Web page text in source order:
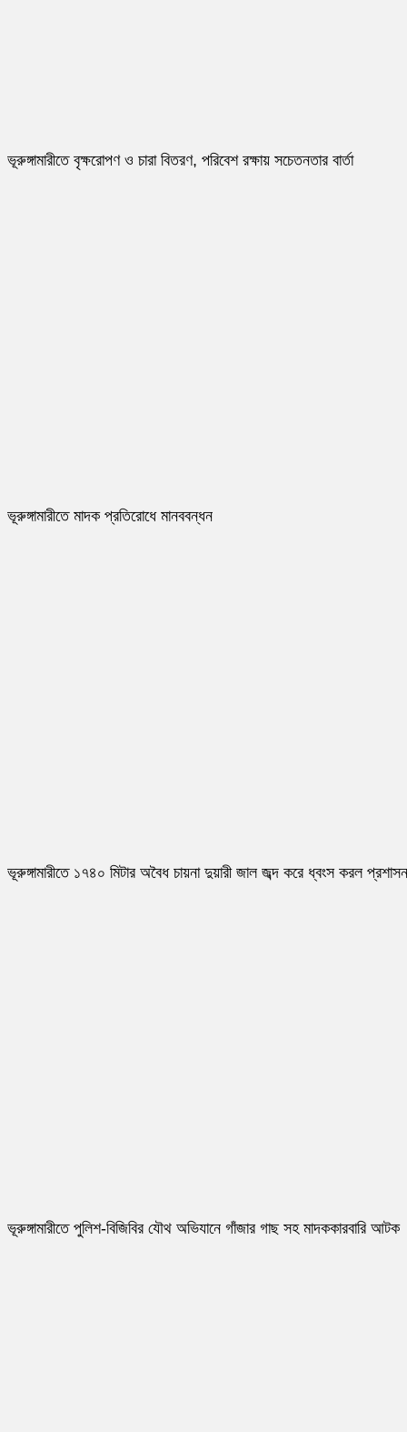
ভূরুঙ্গামারীতে বৃক্ষরোপণ ও চারা বিতরণ, পরিবেশ রক্ষায় সচেতনতার বার্তা
ভূরুঙ্গামারীতে মাদক প্রতিরোধে মানববন্ধন
ভূরুঙ্গামারীতে ১৭৪০ মিটার অবৈধ চায়না দুয়ারী জাল জব্দ করে ধ্বংস করল প্রশাসন
ভূরুঙ্গামারীতে পুলিশ-বিজিবির যৌথ অভিযানে গাঁজার গাছ সহ মাদককারবারি আটক